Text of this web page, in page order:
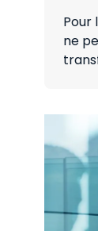
Pour
ne